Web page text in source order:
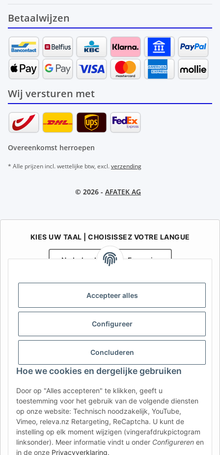
Accepteer alles
Configureer
Concluderen
Hoe we cookies en dergelijke gebruiken
Door op "Alles accepteren" te klikken, geeft u
toestemming voor het gebruik van de volgende diensten
op onze website: Technisch noodzakelijk, YouTube,
Vimeo, releva.nz Retargeting, ReCaptcha. U kunt de
instelling op elk moment wijzigen (vingerafdrukpictogram
linksonder). Meer informatie vindt u onder Configureren en
in de onze Privacyverklaring.
Betaalwijzen
Wij versturen met
Overeenkomst herroepen
* Alle prijzen incl. wettelijke btw, excl.verzending
© 2026 - AFATEK AG
KIES UW TAAL | CHOISISSEZ VOTRE LANGUE
Nederlands Français
Uw specialist in onderdelen voor aanhangwagens | Votre
spécialiste en pièces détachées pour remorques
Contact: info@afatek.com
AFATEK INTERNATIONAL – SELECT REGION & LANGUAGE | KIES
CH (DE)
CH (IT) BE (NL) BE (FR)
FR IT ES DK PL
UK NZ USA MX PT
SE FI CZ HU SK